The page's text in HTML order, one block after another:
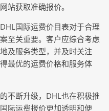
站获取准确报价。
国际运费价目表对于合理
至关重要。客户应综合考虑
及服务类型，并及时关注
最优的运费价格和服务体
不断升级，DHL也在积极推
际运费报价更加透明和便